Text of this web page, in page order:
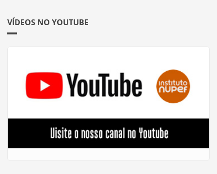
VÍDEOS NO YOUTUBE